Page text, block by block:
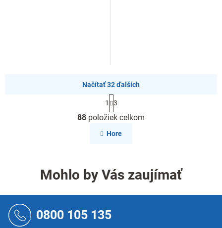
O
v
l
c
i
p
v
Načítať 32 ďalších
S
t
r
á
n
n
i
1 3
88 položiek celkom
Hore
Mohlo by Vás zaujímať
0800 105 135